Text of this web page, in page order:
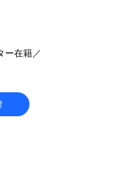
ー在籍／